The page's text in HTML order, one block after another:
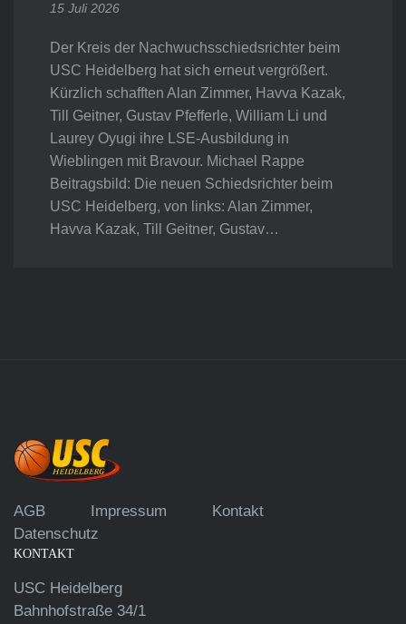
15 Juli 2026
Der Kreis der Nachwuchsschiedsrichter beim
USC Heidelberg hat sich erneut vergrößert.
Kürzlich schafften Alan Zimmer, Havva Kazak,
Till Geitner, Gustav Pfefferle, William Li und
Laurey Oyugi ihre LSE-Ausbildung in
Wieblingen mit Bravour. Michael Rappe
Beitragsbild: Die neuen Schiedsrichter beim
USC Heidelberg, von links: Alan Zimmer,
Havva Kazak, Till Geitner, Gustav…
AGB Impressum
Kontakt
Datenschutz
KONTAKT
USC Heidelberg
Bahnhofstraße 34/1